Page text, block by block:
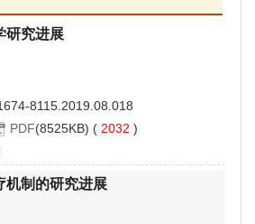
研究进展
8115.2019.08.018
PDF(8525KB) ( 2032 )
机制的研究进展